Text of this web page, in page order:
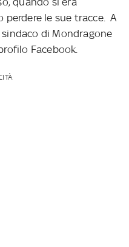
le sue tracce. A
di Mondragone
Facebook.